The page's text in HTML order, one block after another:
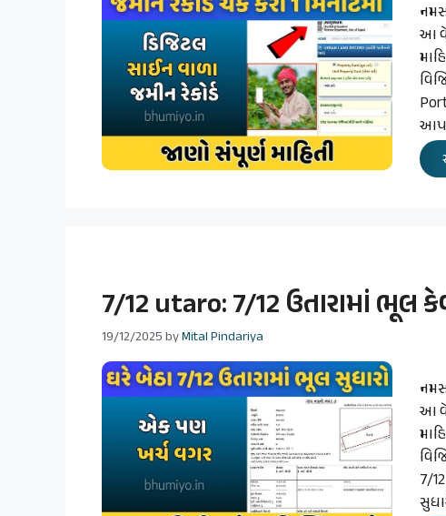
આ
7/12 utaro: 7/12 ઉતારામાં ભૂલ
19/12/2025byMital Pindariya
આ
7/